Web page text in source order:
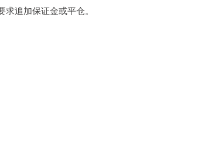
追加保证金或平仓。